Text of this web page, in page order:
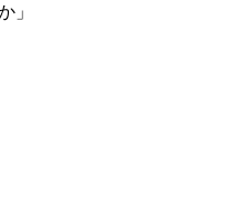
」